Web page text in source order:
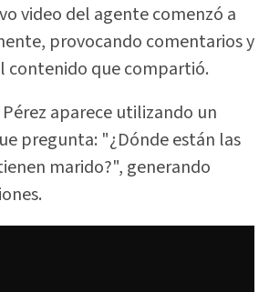
video del agente comenzó a
provocando comentarios y
contenido que compartió.
aparece utilizando un
pregunta: "¿Dónde están las
marido?", generando